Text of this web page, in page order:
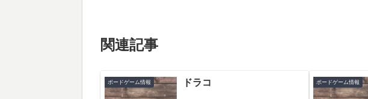
関連記事
ボードゲーム情報 ドラコ ボードゲーム情報